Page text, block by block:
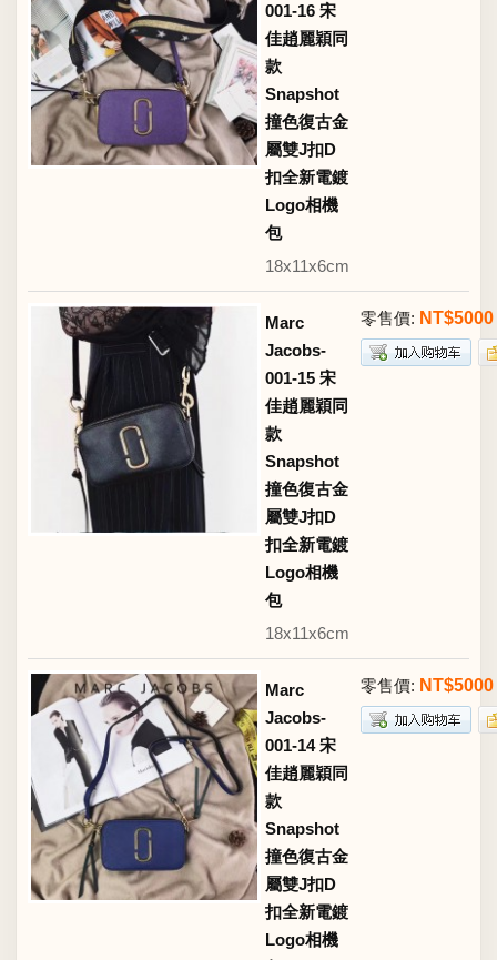
001-16 宋
佳趙麗穎同
款
Snapshot
撞色復古金
屬雙J扣D
扣全新電鍍
Logo相機
包
18x11x6cm
Marc
Jacobs-
001-15 宋
佳趙麗穎同
款
Snapshot
撞色復古金
屬雙J扣D
扣全新電鍍
Logo相機
包
18x11x6cm
零售價: NT$5000
Marc
Jacobs-
001-14 宋
佳趙麗穎同
款
Snapshot
撞色復古金
屬雙J扣D
扣全新電鍍
Logo相機
零售價: NT$5000